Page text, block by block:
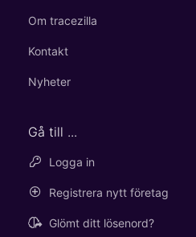
Om tracezilla
Kontakt
Nyheter
Gå till ...
Logga in
Registrera nytt företag
Glömt ditt lösenord?